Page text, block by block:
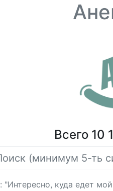
Всего 10
куда едет